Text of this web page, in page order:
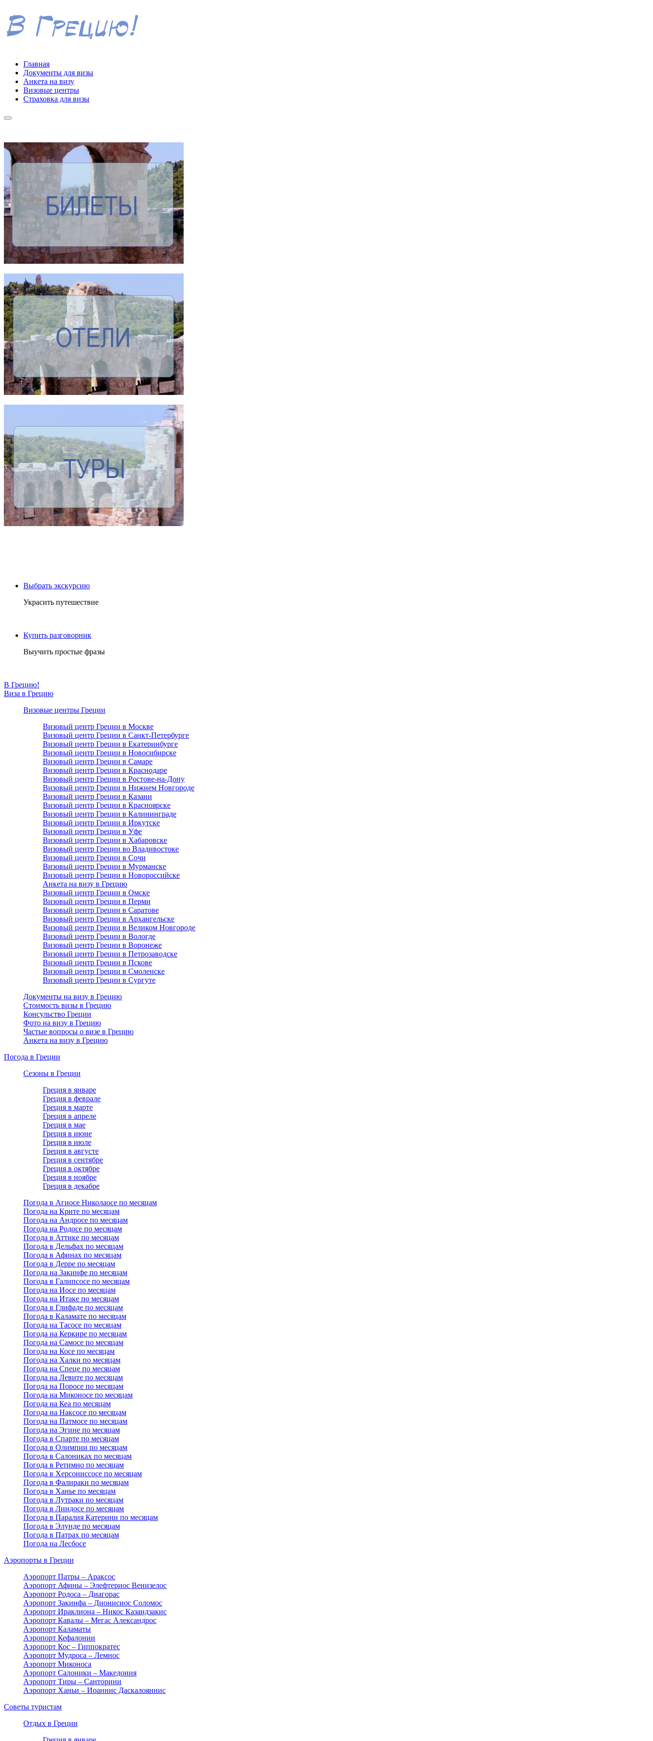
Главная
Документы для визы
Анкета на визу
Визовые центры
Страховка для визы
Выбрать экскурсию
Украсить путешествие
Купить разговорник
Выучить простые фразы
В Грецию!
Виза в Грецию
Визовые центры Греции
Визовый центр Греции в Москве
Визовый центр Греции в Санкт-Петербурге
Визовый центр Греции в Екатеринбурге
Визовый центр Греции в Новосибирске
Визовый центр Греции в Самаре
Визовый центр Греции в Краснодаре
Визовый центр Греции в Ростове-на-Дону
Визовый центр Греции в Нижнем Новгороде
Визовый центр Греции в Казани
Визовый центр Греции в Красноярске
Визовый центр Греции в Калининграде
Визовый центр Греции в Иркутске
Визовый центр Греции в Уфе
Визовый центр Греции в Хабаровске
Визовый центр Греции во Владивостоке
Визовый центр Греции в Сочи
Визовый центр Греции в Мурманске
Визовый центр Греции в Новороссийске
Анкета на визу в Грецию
Визовый центр Греции в Омске
Визовый центр Греции в Перми
Визовый центр Греции в Саратове
Визовый центр Греции в Архангельске
Визовый центр Греции в Великом Новгороде
Визовый центр Греции в Вологде
Визовый центр Греции в Воронеже
Визовый центр Греции в Петрозаводске
Визовый центр Греции в Пскове
Визовый центр Греции в Смоленске
Визовый центр Греции в Сургуте
Документы на визу в Грецию
Стоимость визы в Грецию
Консульство Греции
Фото на визу в Грецию
Частые вопросы о визе в Грецию
Анкета на визу в Грецию
Погода в Греции
Сезоны в Греции
Греция в январе
Греция в феврале
Греция в марте
Греция в апреле
Греция в мае
Греция в июне
Греция в июле
Греция в августе
Греция в сентябре
Греция в октябре
Греция в ноябре
Греция в декабре
Погода в Агиосе Николаосе по месяцам
Погода на Крите по месяцам
Погода на Андросе по месяцам
Погода на Родосе по месяцам
Погода в Аттике по месяцам
Погода в Дельфах по месяцам
Погода в Афинах по месяцам
Погода в Дерре по месяцам
Погода на Закинфе по месяцам
Погода в Галипсосе по месяцам
Погода на Иосе по месяцам
Погода на Итаке по месяцам
Погода в Глифаде по месяцам
Погода в Каламате по месяцам
Погода на Тасосе по месяцам
Погода на Керкире по месяцам
Погода на Самосе по месяцам
Погода на Косе по месяцам
Погода на Халки по месяцам
Погода на Спеце по месяцам
Погода на Левите по месяцам
Погода на Поросе по месяцам
Погода на Миконосе по месяцам
Погода на Кеа по месяцам
Погода на Наксосе по месяцам
Погода на Патмосе по месяцам
Погода на Эгине по месяцам
Погода в Спарте по месяцам
Погода в Олимпии по месяцам
Погода в Салониках по месяцам
Погода в Ретимно по месяцам
Погода в Херсониссосе по месяцам
Погода в Фалираки по месяцам
Погода в Ханье по месяцам
Погода в Лутраки по месяцам
Погода в Линдосе по месяцам
Погода в Паралия Катерини по месяцам
Погода в Элунде по месяцам
Погода в Патрах по месяцам
Погода на Лесбосе
Аэропорты в Греции
Аэропорт Патры – Араксос
Аэропорт Афины – Элефтериос Венизелос
Аэропорт Родоса – Диагорас
Аэропорт Закинфа – Дионисиос Соломос
Аэропорт Ираклиона – Никос Казандзакис
Аэропорт Кавалы – Мегас Александрос
Аэропорт Каламаты
Аэропорт Кефалонии
Аэропорт Кос – Гиппократес
Аэропорт Мудроса – Лемнос
Аэропорт Миконоса
Аэропорт Салоники – Македония
Аэропорт Тиры – Санторини
Аэропорт Ханьи – Иоаннис Даскалояннис
Советы туристам
Отдых в Греции